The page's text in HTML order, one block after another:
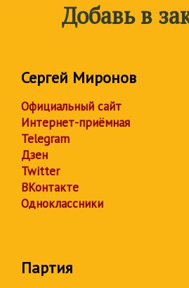
Добавь в
Сергей Миронов
Официальный сайт
Интернет-приёмная
Telegram
Дзен
Twitter
ВКонтакте
Одноклассники
Партия